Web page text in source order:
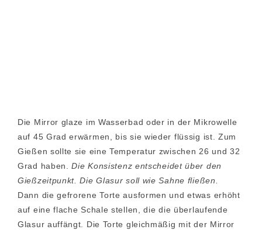
Die Mirror glaze im Wasserbad oder in der Mikrowelle
auf 45 Grad erwärmen, bis sie wieder flüssig ist. Zum
Gießen sollte sie eine Temperatur zwischen 26 und 32
Grad haben.Die Konsistenz entscheidet über den
Gießzeitpunkt. Die Glasur soll wie Sahne fließen.
Dann die gefrorene Torte ausformen und etwas erhöht
auf eine flache Schale stellen, die die überlaufende
Glasur auffängt. Die Torte gleichmäßig mit der Mirror